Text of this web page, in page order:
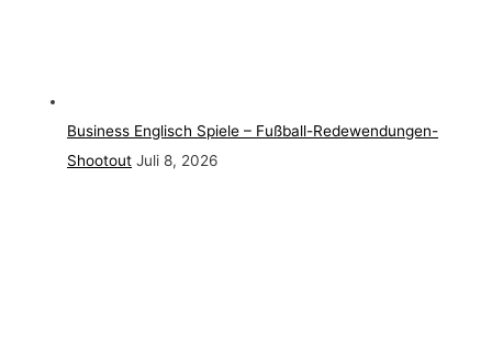
Business Englisch Spiele – Fußball-Redewendungen-
Shootout Juli 8, 2026